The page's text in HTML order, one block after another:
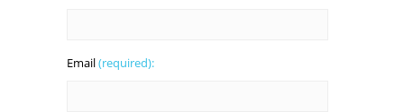
Email(required):